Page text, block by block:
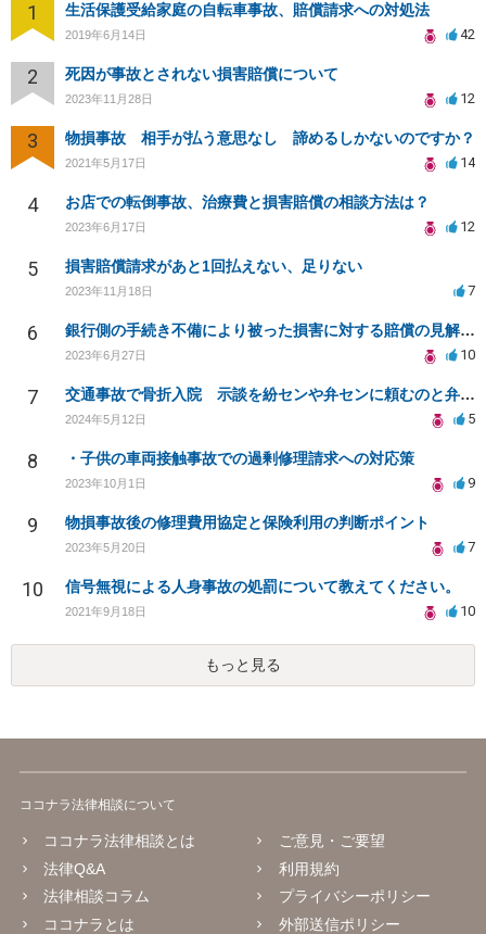
1 生活保護受給家庭の自転車事故、賠償請求への対処法
2019年6月14日 42
2 死因が事故とされない損害賠償について
2023年11月28日 12
3 物損事故 相手が払う意思なし 諦めるしかないのですか？
2021年5月17日 14
4 お店での転倒事故、治療費と損害賠償の相談方法は？
2023年6月17日 12
5 損害賠償請求があと1回払えない、足りない
2023年11月18日 7
6 銀行側の手続き不備により被った損害に対する賠償の見解を求めます
2023年6月27日 10
7 交通事故で骨折入院 示談を紛センや弁センに頼むのと弁護士に頼むのはどちらがいいのか
2024年5月12日 5
8 ・子供の車両接触事故での過剰修理請求への対応策
2023年10月1日 9
9 物損事故後の修理費用協定と保険利用の判断ポイント
2023年5月20日 7
10 信号無視による人身事故の処罰について教えてください。
2021年9月18日 10
もっと見る
ココナラ法律相談について
ココナラ法律相談とは
法律Q&A
法律相談コラム
ココナラとは
ご意見・ご要望
利用規約
プライバシーポリシー
外部送信ポリシー